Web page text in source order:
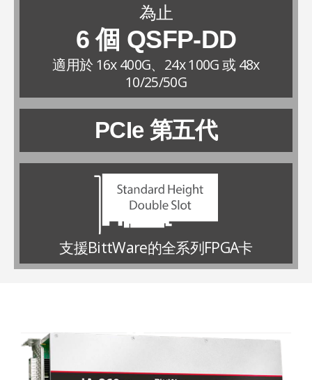
為止
6 個 QSFP-DD
適用於 16x 400G、24x 100G 或 48x
10/25/50G
PCIe 第五代
支援BittWare的全系列FPGA卡